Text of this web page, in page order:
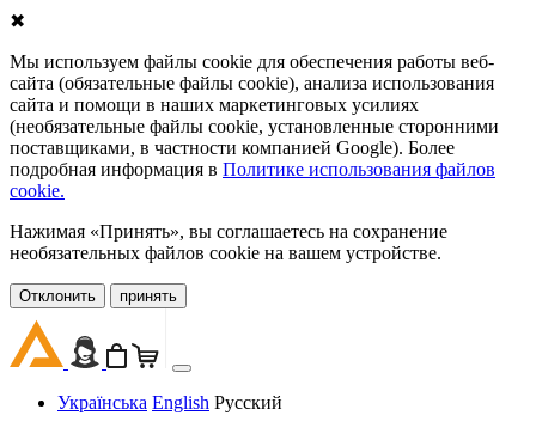
✖
Мы используем файлы cookie для обеспечения работы веб-
сайта (обязательные файлы cookie), анализа использования
сайта и помощи в наших маркетинговых усилиях
(необязательные файлы cookie, установленные сторонними
поставщиками, в частности компанией Google). Более
подробная информация в Политике использования файлов
cookie.
Нажимая «Принять», вы соглашаетесь на сохранение
необязательных файлов cookie на вашем устройстве.
Oтклонить принять
Українська English Русский